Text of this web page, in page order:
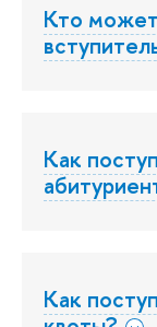
Кто
Как
Как